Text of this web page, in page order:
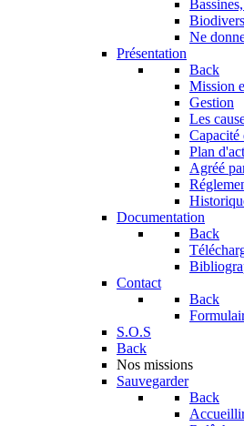
Ne
Présentation
Back
Mission
Gestion
Les
Capacité
Plan
Agréé
Documentation
Back
Contact
Back
S.O.S
Back
Nos missions
Sauvegarder
Back